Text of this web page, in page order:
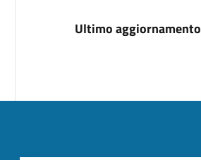
Ultimo aggiornamento